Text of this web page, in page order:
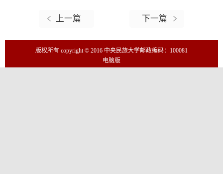
上一篇 下一篇
版权所有 copyright © 2016 中央民族大学邮政编码：100081
电脑版